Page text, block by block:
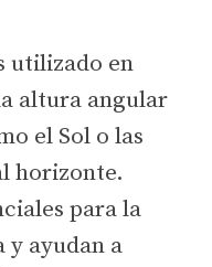
utilizado en
altura angular
el Sol o las
horizonte.
para la
y ayudan a